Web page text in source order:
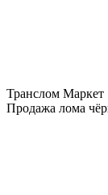
Транслом Маркет
Продажа лома